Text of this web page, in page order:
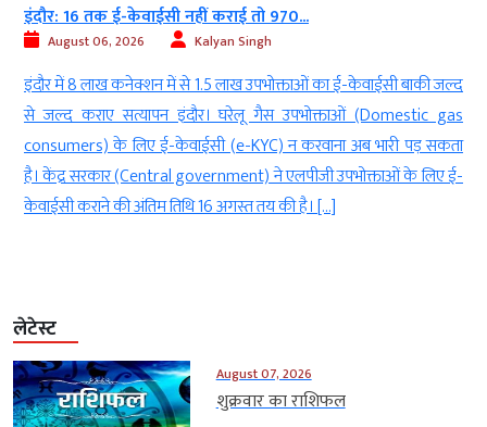
इंदौर: 16 तक ई-केवाईसी नहीं कराई तो 970...
August 06, 2026 Kalyan Singh
इंदौर में 8 लाख कनेक्शन में से 1.5 लाख उपभोक्ताओं का ई-केवाईसी बाकी जल्द
से जल्द कराए सत्यापन इंदौर। घरेलू गैस उपभोक्ताओं (Domestic gas
consumers) के लिए ई-केवाईसी (e-KYC) न करवाना अब भारी पड़ सकता
है। केंद्र सरकार (Central government) ने एलपीजी उपभोक्ताओं के लिए ई-
केवाईसी कराने की अंतिम तिथि 16 अगस्त तय की है। […]
लेटेस्ट
August 07, 2026
शुक्रवार का राशिफल